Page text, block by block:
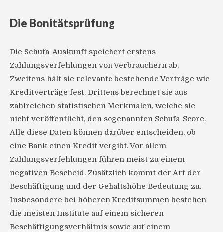
Die Bonitätsprüfung
Die Schufa-Auskunft speichert erstens
Zahlungsverfehlungen von Verbrauchern ab.
Zweitens hält sie relevante bestehende Verträge wie
Kreditverträge fest. Drittens berechnet sie aus
zahlreichen statistischen Merkmalen, welche sie
nicht veröffentlicht, den sogenannten Schufa-Score.
Alle diese Daten können darüber entscheiden, ob
eine Bank einen Kredit vergibt. Vor allem
Zahlungsverfehlungen führen meist zu einem
negativen Bescheid. Zusätzlich kommt der Art der
Beschäftigung und der Gehaltshöhe Bedeutung zu.
Insbesondere bei höheren Kreditsummen bestehen
die meisten Institute auf einem sicheren
Beschäftigungsverhältnis sowie auf einem